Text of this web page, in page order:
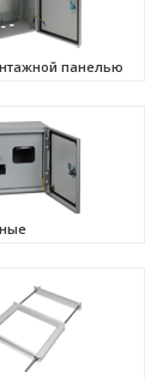
панелью